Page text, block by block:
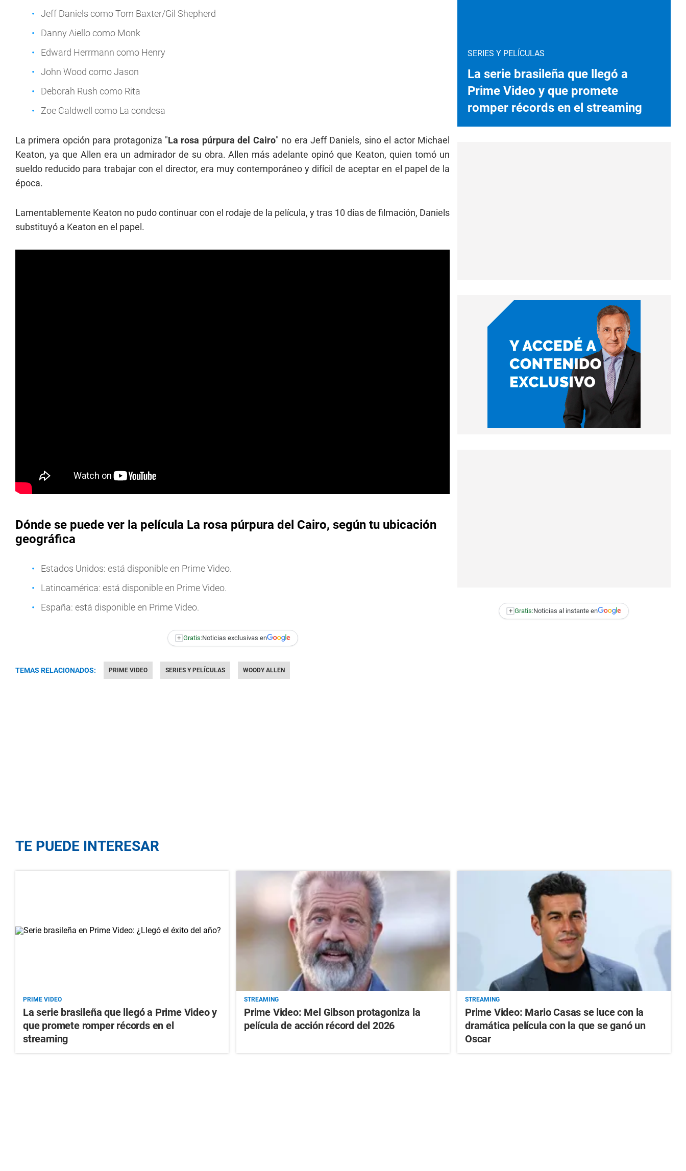
Jeff Daniels como Tom Baxter/Gil Shepherd
Danny Aiello como Monk
Edward Herrmann como Henry
John Wood como Jason
Deborah Rush como Rita
Zoe Caldwell como La condesa
La primera opción para protagoniza "La rosa púrpura del Cairo" no era Jeff Daniels, sino el actor Michael
Keaton, ya que Allen era un admirador de su obra. Allen más adelante opinó que Keaton, quien tomó un
sueldo reducido para trabajar con el director, era muy contemporáneo y difícil de aceptar en el papel de la
época.
Lamentablemente Keaton no pudo continuar con el rodaje de la película, y tras 10 días de filmación, Daniels
substituyó a Keaton en el papel.
Dónde se puede ver la película La rosa púrpura del Cairo, según tu ubicación
geográfica
Estados Unidos: está disponible en Prime Video.
Latinoamérica: está disponible en Prime Video.
España: está disponible en Prime Video.
+ Gratis:Noticias exclusivas en
TEMAS RELACIONADOS: PRIME VIDEO SERIES Y PELÍCULAS WOODY ALLEN
SERIES Y PELÍCULAS
La serie brasileña que llegó a
Prime Video y que promete
romper récords en el streaming
+ Gratis:Noticias al instante en
TE PUEDE INTERESAR
PRIME VIDEO
La serie brasileña que llegó a Prime Video y
que promete romper récords en el
streaming
STREAMING
Prime Video: Mel Gibson protagoniza la
película de acción récord del 2026
STREAMING
Prime Video: Mario Casas se luce con la
dramática película con la que se ganó un
Oscar